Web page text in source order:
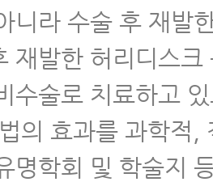
니라 수술 후 재발
재발한 허리디스크
수술로 치료하고
의 효과를 과학적,
명학회 및 학술지